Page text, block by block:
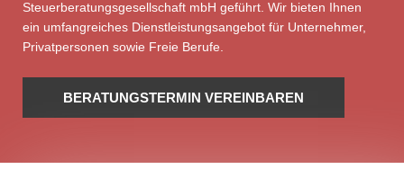
Steuerberatungsgesellschaft mbH geführt. Wir bieten Ihnen
ein umfangreiches Dienstleistungsangebot für Unternehmer,
Privatpersonen sowie Freie Berufe.
BERATUNGSTERMIN VEREINBAREN